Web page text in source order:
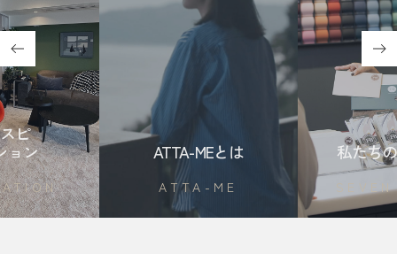
ピ
ョン
ATTA-MEとは
ATTA-ME
私たち